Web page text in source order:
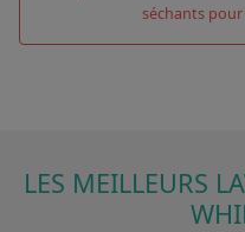
séchants
LES MEILLEURS